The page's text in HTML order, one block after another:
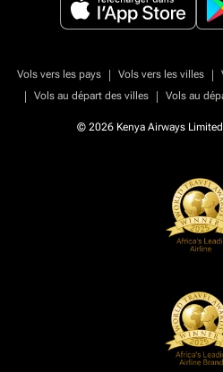
Vols vers les pays | Vols vers les villes |
|
Vols au départ des villes | Vols au
© 2026 Kenya Airways